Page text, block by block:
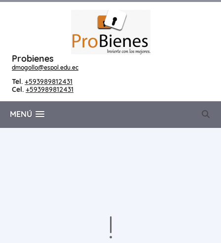
Probienes
dmogollo@espol.edu.ec
Tel. +593989812431
Cel. +593989812431
MENÚ